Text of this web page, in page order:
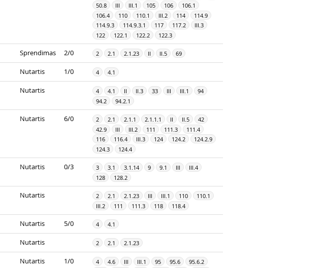
50.8
III III.1 105 106
106.1
106.4
110 110.1 III.2 114
114.9
114.9.3
114.9.3.1 117 117.2
III.3
122
122.1 122.2 122.3
Sprendimas 2/0 2 2.1 2.1.23 II II.5 69
Nutartis 1/0 4 4.1
Nutartis 4 4.1 II II.3 33 III III.1
94
94.2
94.2.1
Nutartis 6/0 2 2.1 2.1.1 2.1.1.1 II II.5
42
42.9
III III.2 111 111.3
111.4
116
116.4 III.3 124 124.2
124.2.9
124.3
124.4
Nutartis 0/3 3 3.1 3.1.14 9 9.1 III
III.4
128
128.2
Nutartis 2 2.1 2.1.23 III III.1 110
110.1
III.2
111 111.3 118 118.4
Nutartis 5/0 4 4.1
Nutartis 2 2.1 2.1.23
Nutartis 1/0 4 4.6 III III.1 95 95.6
95.6.2